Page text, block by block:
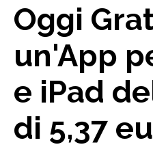
Oggi
un'App
e iPad
di 5,37